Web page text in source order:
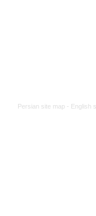
Persian site map - English